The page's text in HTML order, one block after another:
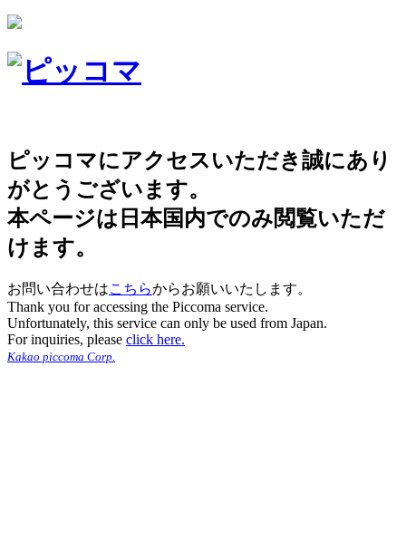
ピッコマにアクセスいただき誠にあり
がとうございます。
本ページは日本国内でのみ閲覧いただ
けます。
お問い合わせはこちらからお願いいたします。
Thank you for accessing the Piccoma service.
Unfortunately, this service can only be used from Japan.
For inquiries, please click here.
Kakao piccoma Corp.